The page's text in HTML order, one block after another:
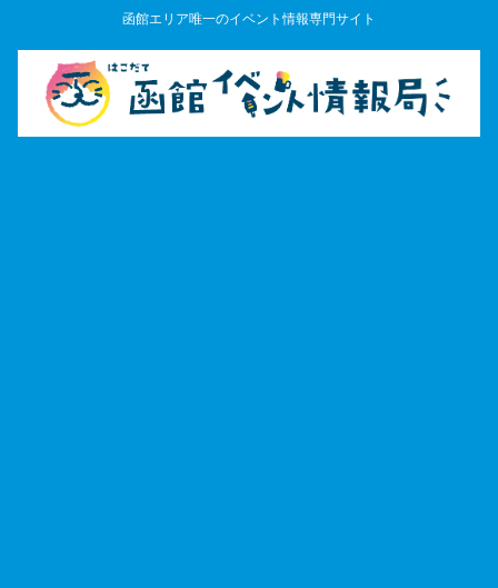
函館エリア唯一のイベント情報専門サイト